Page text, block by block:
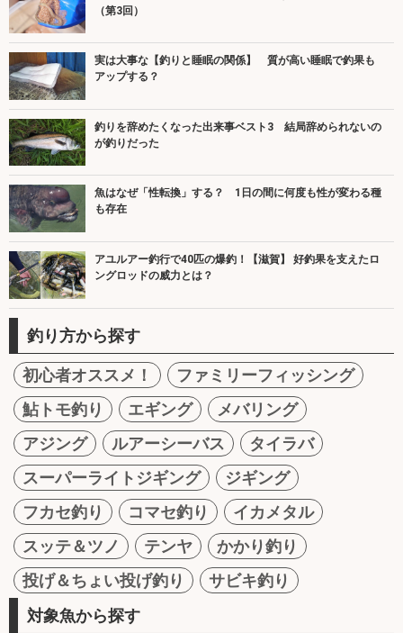
（第3回）
実は大事な【釣りと睡眠の関係】 質が高い睡眠で釣果も
アップする？
釣りを辞めたくなった出来事ベスト3 結局辞められないの
が釣りだった
魚はなぜ「性転換」する？ 1日の間に何度も性が変わる種
も存在
アユルアー釣行で40匹の爆釣！【滋賀】 好釣果を支えたロ
ングロッドの威力とは？
釣り方から探す
初心者オススメ！
ファミリーフィッシング
鮎トモ釣り
エギング
メバリング
アジング
ルアーシーバス
タイラバ
スーパーライトジギング
ジギング
フカセ釣り
コマセ釣り
イカメタル
スッテ＆ツノ
テンヤ
かかり釣り
投げ＆ちょい投げ釣り
サビキ釣り
対象魚から探す